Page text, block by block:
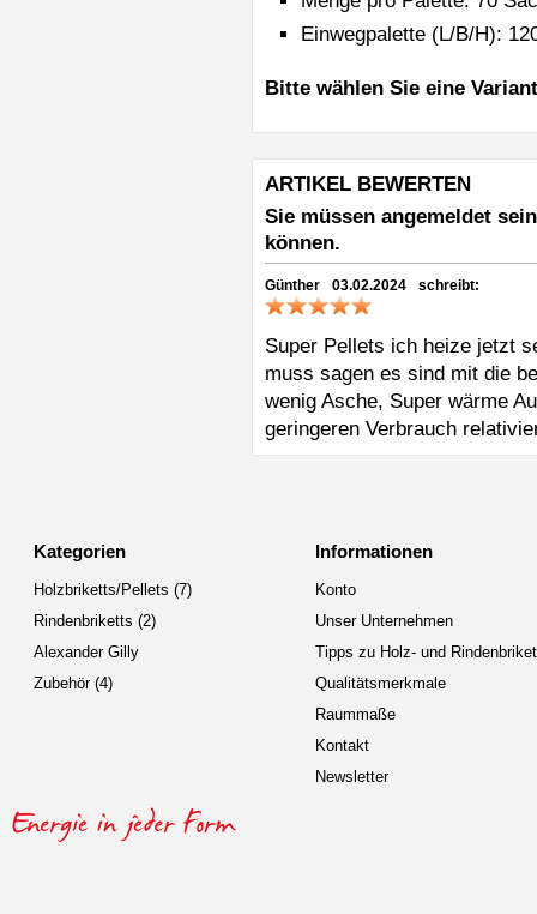
Einwegpalette (L/B/H):
Bitte wählen Sie eine
ARTIKEL BEWERTEN
Sie müssen angemeldet
können.
Günther schreibt:
03.02.2024
Super Pellets ich heize jetzt
muss sagen es sind mit die
wenig Asche, Super wärme
geringeren Verbrauch
Kategorien
Holzbriketts/Pellets (7)
Rindenbriketts (2)
Alexander Gilly
Zubehör (4)
Informationen
Konto
Unser Unternehmen
Tipps zu Holz- und
Qualitätsmerkmale
Raummaße
Kontakt
Newsletter